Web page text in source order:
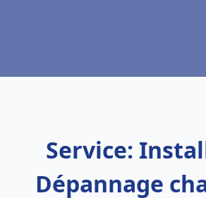
Service:
Dépannage